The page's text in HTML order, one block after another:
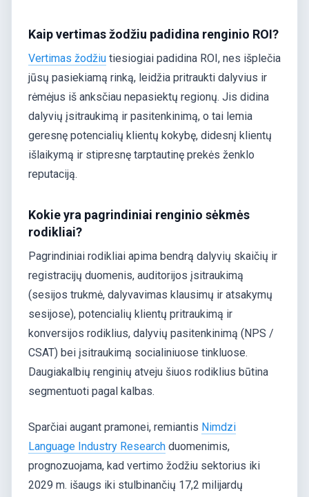
Kaip vertimas žodžiu padidina renginio ROI?
Vertimas žodžiu tiesiogiai padidina ROI, nes išplečia
jūsų pasiekiamą rinką, leidžia pritraukti dalyvius ir
rėmėjus iš anksčiau nepasiektų regionų. Jis didina
dalyvių įsitraukimą ir pasitenkinimą, o tai lemia
geresnę potencialių klientų kokybę, didesnį klientų
išlaikymą ir stipresnę tarptautinę prekės ženklo
reputaciją.
Kokie yra pagrindiniai renginio sėkmės
rodikliai?
Pagrindiniai rodikliai apima bendrą dalyvių skaičių ir
registracijų duomenis, auditorijos įsitraukimą
(sesijos trukmė, dalyvavimas klausimų ir atsakymų
sesijose), potencialių klientų pritraukimą ir
konversijos rodiklius, dalyvių pasitenkinimą (NPS /
CSAT) bei įsitraukimą socialiniuose tinkluose.
Daugiakalbių renginių atveju šiuos rodiklius būtina
segmentuoti pagal kalbas.
Sparčiai augant pramonei, remiantis Nimdzi
Language Industry Research duomenimis,
prognozuojama, kad vertimo žodžiu sektorius iki
2029 m. išaugs iki stulbinančių 17,2 milijardų